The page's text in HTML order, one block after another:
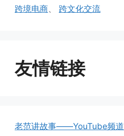
跨境电商、 跨文化交流
友情链接
老范讲故事——YouTube频道